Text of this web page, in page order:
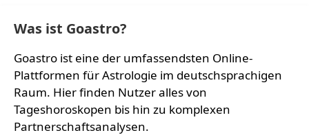
Was ist Goastro?
Goastro ist eine der umfassendsten Online-
Plattformen für Astrologie im deutschsprachigen
Raum. Hier finden Nutzer alles von
Tageshoroskopen bis hin zu komplexen
Partnerschaftsanalysen.